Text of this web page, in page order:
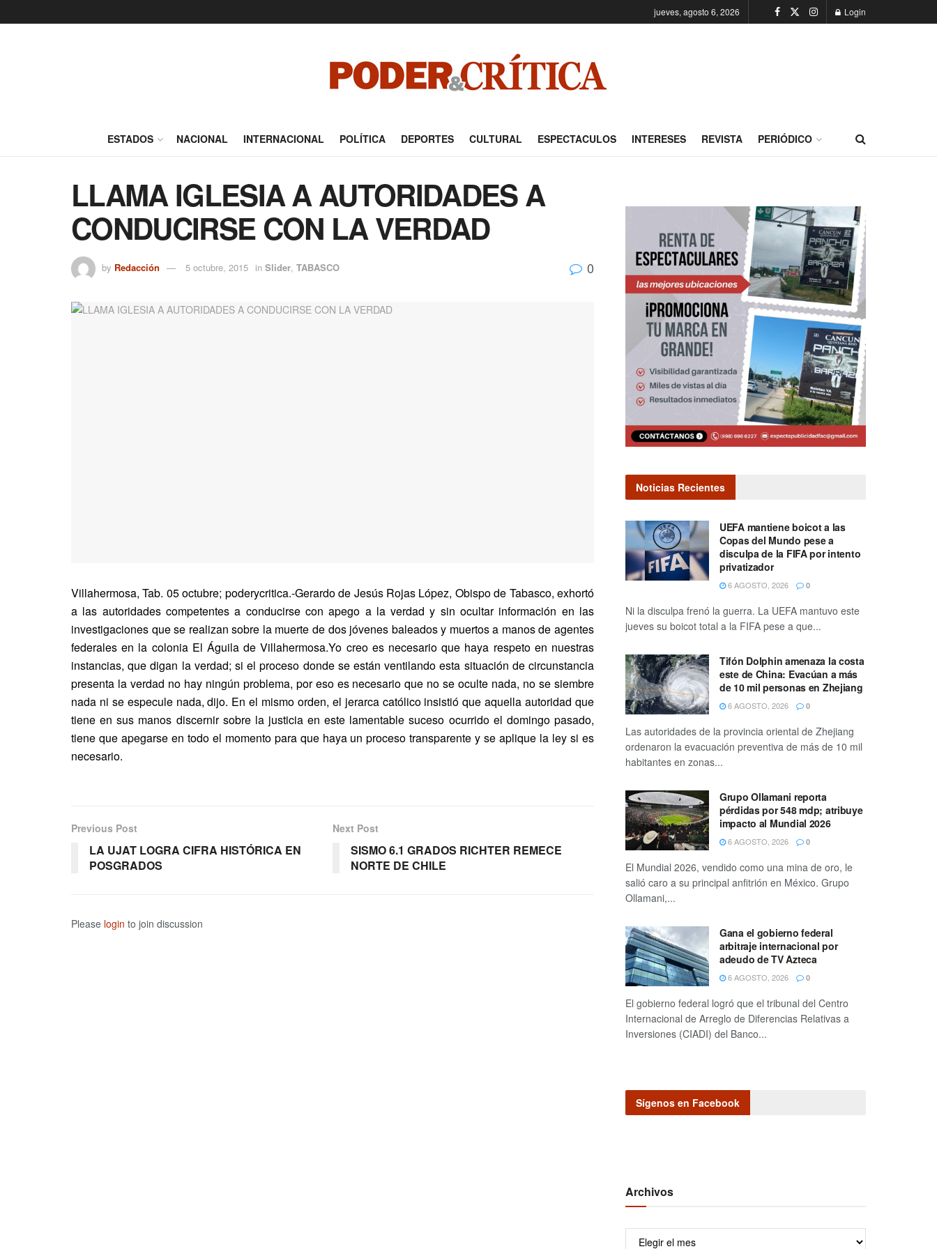
jueves, agosto 6, 2026 Login
ESTADOS NACIONAL INTERNACIONAL POLÍTICA DEPORTES CULTURAL ESPECTACULOS INTERESES REVISTA PERIÓDICO
LLAMA IGLESIA A AUTORIDADES A
CONDUCIRSE CON LA VERDAD
by Redacción 5 octubre, 2015 in Slider, TABASCO 0
Villahermosa, Tab. 05 octubre; poderycritica.-Gerardo de Jesús Rojas López, Obispo de Tabasco, exhortó
a las autoridades competentes a conducirse con apego a la verdad y sin ocultar información en las
investigaciones que se realizan sobre la muerte de dos jóvenes baleados y muertos a manos de agentes
federales en la colonia El Águila de Villahermosa.Yo creo es necesario que haya respeto en nuestras
instancias, que digan la verdad; si el proceso donde se están ventilando esta situación de circunstancia
presenta la verdad no hay ningún problema, por eso es necesario que no se oculte nada, no se siembre
nada ni se especule nada, dijo. En el mismo orden, el jerarca católico insistió que aquella autoridad que
tiene en sus manos discernir sobre la justicia en este lamentable suceso ocurrido el domingo pasado,
tiene que apegarse en todo el momento para que haya un proceso transparente y se aplique la ley si es
necesario.
Previous Post
LA UJAT LOGRA CIFRA HISTÓRICA EN
POSGRADOS
Next Post
SISMO 6.1 GRADOS RICHTER REMECE
NORTE DE CHILE
Please login to join discussion
Noticias Recientes
UEFA mantiene boicot a las
Copas del Mundo pese a
disculpa de la FIFA por intento
privatizador
6 AGOSTO, 2026 0
Ni la disculpa frenó la guerra. La UEFA mantuvo este
jueves su boicot total a la FIFA pese a que...
Tifón Dolphin amenaza la costa
este de China: Evacúan a más
de 10 mil personas en Zhejiang
6 AGOSTO, 2026 0
Las autoridades de la provincia oriental de Zhejiang
ordenaron la evacuación preventiva de más de 10 mil
habitantes en zonas...
Grupo Ollamani reporta
pérdidas por 548 mdp; atribuye
impacto al Mundial 2026
6 AGOSTO, 2026 0
El Mundial 2026, vendido como una mina de oro, le
salió caro a su principal anfitrión en México. Grupo
Ollamani,...
Gana el gobierno federal
arbitraje internacional por
adeudo de TV Azteca
6 AGOSTO, 2026 0
El gobierno federal logró que el tribunal del Centro
Internacional de Arreglo de Diferencias Relativas a
Inversiones (CIADI) del Banco...
Sígenos en Facebook
Archivos
Archivos